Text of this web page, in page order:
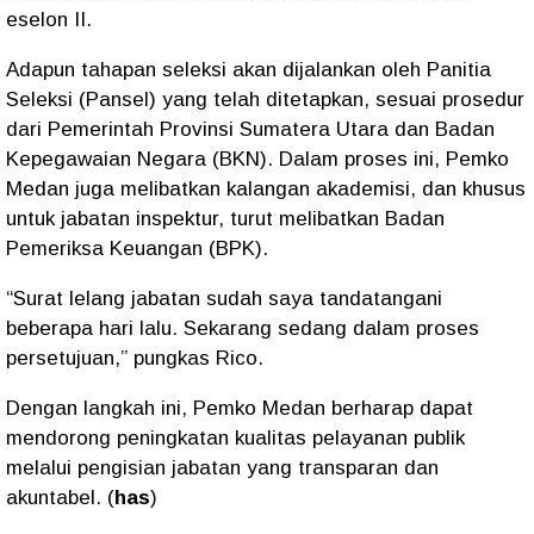
eselon II.
Adapun tahapan seleksi akan dijalankan oleh Panitia
Seleksi (Pansel) yang telah ditetapkan, sesuai prosedur
dari Pemerintah Provinsi Sumatera Utara dan Badan
Kepegawaian Negara (BKN). Dalam proses ini, Pemko
Medan juga melibatkan kalangan akademisi, dan khusus
untuk jabatan inspektur, turut melibatkan Badan
Pemeriksa Keuangan (BPK).
“Surat lelang jabatan sudah saya tandatangani
beberapa hari lalu. Sekarang sedang dalam proses
persetujuan,” pungkas Rico.
Dengan langkah ini, Pemko Medan berharap dapat
mendorong peningkatan kualitas pelayanan publik
melalui pengisian jabatan yang transparan dan
akuntabel. (has)